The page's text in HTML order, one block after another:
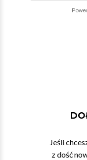
Jeśli
z dość